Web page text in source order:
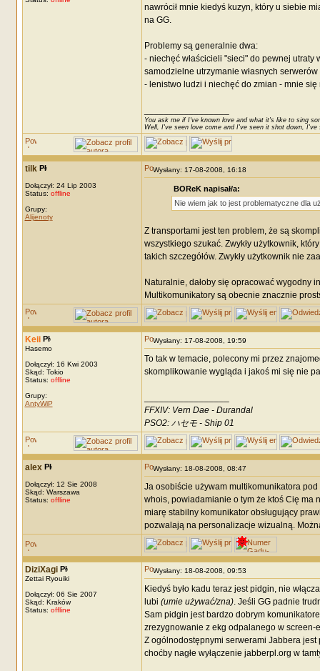
nawrócił mnie kiedyś kuzyn, który u siebie
na GG.
Problemy są generalnie dwa:
- niechęć właścicieli "sieci" do pewnej utraty
samodzielne utrzymanie własnych
- lenistwo ludzi i niechęć do zmian - mnie
You ask me if I've known love and what it's like to sing
Well, I've seen love come and I've seen it shot down, I've
tilk
Dołączył: 24 Lip 2003
Status: offline
Grupy:
Alijenoty
Wysłany: 17-08-2008, 16:18
BOReK napisał/a:
Nie wiem jak to jest problematyczne dla
Z transportami jest ten problem, że są
wszystkiego szukać. Zwykły użytkownik,
takich szczegółów. Zwykły użytkownik nie
Naturalnie, dałoby się opracować wygodny
Multikomunikatory są obecnie znacznie
Keii
Hasemo
Dołączył: 16 Kwi 2003
Skąd: Tokio
Status: offline
Grupy:
AntyWiP
Wysłany: 17-08-2008, 19:59
To tak w temacie, polecony mi przez
skomplikowanie wygląda i jakoś mi się nie
FFXIV: Vern Dae - Durandal
PSO2: ハセモ - Ship 01
alex
Dołączył: 12 Sie 2008
Skąd: Warszawa
Status: offline
Wysłany: 18-08-2008, 08:47
Ja osobiście używam multikomunikatora pod
whois, powiadamianie o tym że ktoś Cię ma
miarę stabilny komunikator obsługujący
pozwalają na personalizacje wizualną.
DiziXagi
Zettai Ryouiki
Dołączył: 06 Sie 2007
Skąd: Kraków
Status: offline
Wysłany: 18-08-2008, 09:53
Kiedyś było kadu teraz jest pidgin, nie
lubi (umie używać/zna). Jeśli GG padnie
Sam pidgin jest bardzo dobrym
zrezygnowanie z ekg odpalanego w screen-
Z ogólnodostępnymi serwerami Jabbera jest
choćby nagłe wyłączenie jabberpl.org w